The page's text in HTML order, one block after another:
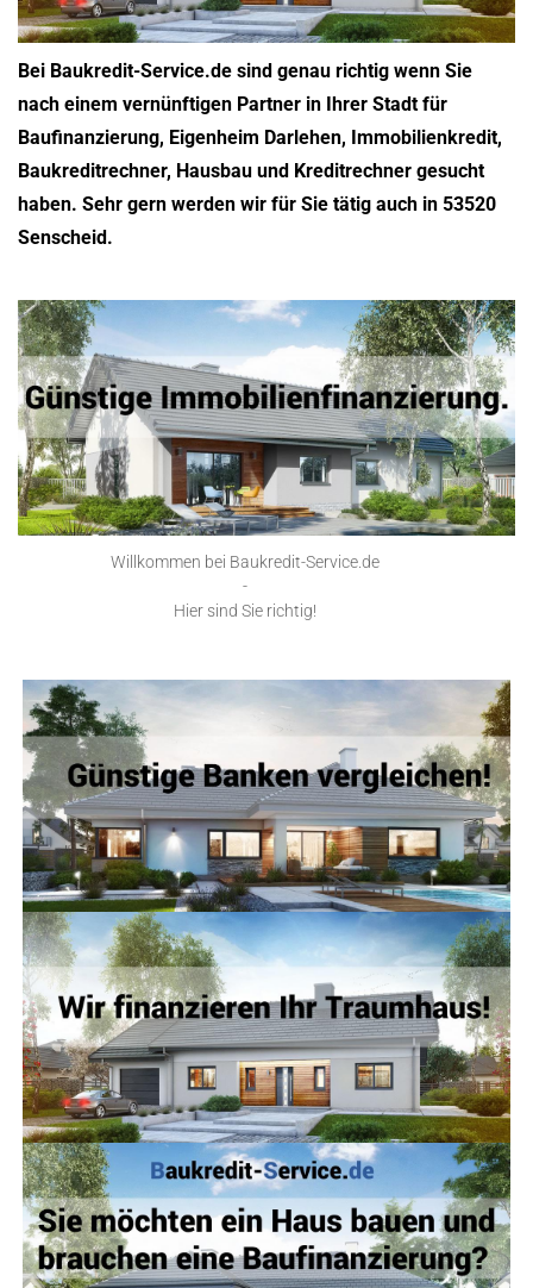
Bei Baukredit-Service.de sind genau richtig wenn Sie
nach einem vernünftigen Partner in Ihrer Stadt für
Baufinanzierung, Eigenheim Darlehen, Immobilienkredit,
Baukreditrechner, Hausbau und Kreditrechner gesucht
haben. Sehr gern werden wir für Sie tätig auch in 53520
Senscheid.
Willkommen bei Baukredit-Service.de
-
Hier sind Sie richtig!